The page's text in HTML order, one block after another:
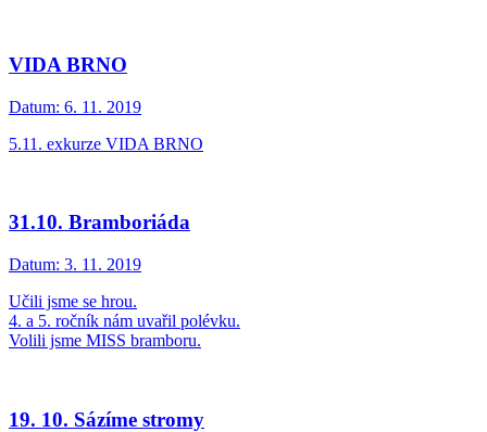
VIDA BRNO
Datum: 6. 11. 2019
5.11. exkurze VIDA BRNO
31.10. Bramboriáda
Datum: 3. 11. 2019
Učili jsme se hrou.
4. a 5. ročník nám uvařil polévku.
Volili jsme MISS bramboru.
19. 10. Sázíme stromy